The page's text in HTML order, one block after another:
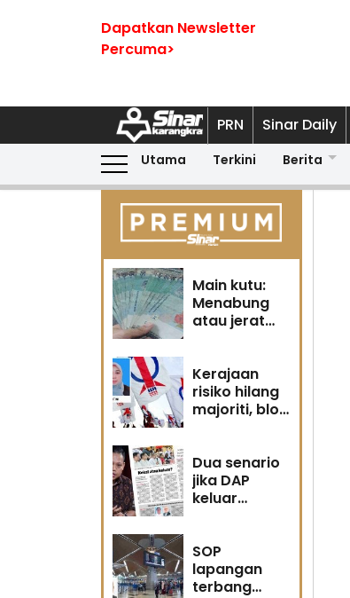
Dapatkan Newsletter
Percuma>
PRN Sinar Daily
Utama Terkini Berita
Main kutu:
Menabung
atau jerat
Kerajaan
risiko hilang
majoriti, blok
semula
Dua senario
jika DAP
keluar
SOP
lapangan
terbang